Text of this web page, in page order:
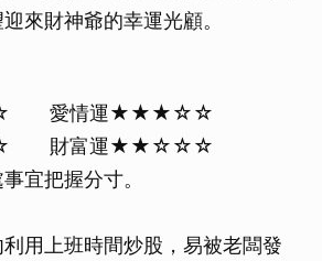
來財神爺的幸運光顧。
愛情運★★★☆☆
財富運★★☆☆☆
宜把握分寸。
用上班時間炒股，易被老闆發